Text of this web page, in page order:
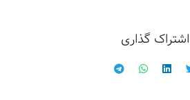
اشتراک گذاری